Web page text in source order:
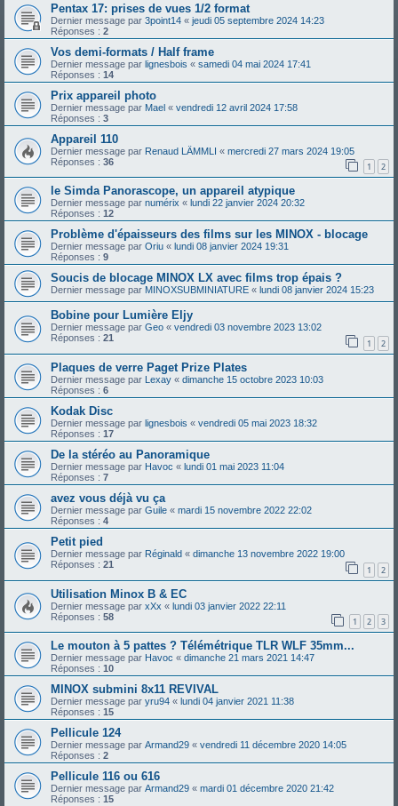
Pentax 17: prises de vues 1/2 format
Dernier message par 3point14 « jeudi 05 septembre 2024 14:23
Réponses : 2
Vos demi-formats / Half frame
Dernier message par lignesbois « samedi 04 mai 2024 17:41
Réponses : 14
Prix appareil photo
Dernier message par Mael « vendredi 12 avril 2024 17:58
Réponses : 3
Appareil 110
Dernier message par Renaud LÄMMLI « mercredi 27 mars 2024 19:05
Réponses : 36 1 2
le Simda Panorascope, un appareil atypique
Dernier message par numérix « lundi 22 janvier 2024 20:32
Réponses : 12
Problème d'épaisseurs des films sur les MINOX - blocage
Dernier message par Oriu « lundi 08 janvier 2024 19:31
Réponses : 9
Soucis de blocage MINOX LX avec films trop épais ?
Dernier message par MINOXSUBMINIATURE « lundi 08 janvier 2024 15:23
Bobine pour Lumière Eljy
Dernier message par Geo « vendredi 03 novembre 2023 13:02
Réponses : 21 1 2
Plaques de verre Paget Prize Plates
Dernier message par Lexay « dimanche 15 octobre 2023 10:03
Réponses : 6
Kodak Disc
Dernier message par lignesbois « vendredi 05 mai 2023 18:32
Réponses : 17
De la stéréo au Panoramique
Dernier message par Havoc « lundi 01 mai 2023 11:04
Réponses : 7
avez vous déjà vu ça
Dernier message par Guile « mardi 15 novembre 2022 22:02
Réponses : 4
Petit pied
Dernier message par Réginald « dimanche 13 novembre 2022 19:00
Réponses : 21 1 2
Utilisation Minox B & EC
Dernier message par xXx « lundi 03 janvier 2022 22:11
Réponses : 58 1 2 3
Le mouton à 5 pattes ? Télémétrique TLR WLF 35mm...
Dernier message par Havoc « dimanche 21 mars 2021 14:47
Réponses : 10
MINOX submini 8x11 REVIVAL
Dernier message par yru94 « lundi 04 janvier 2021 11:38
Réponses : 15
Pellicule 124
Dernier message par Armand29 « vendredi 11 décembre 2020 14:05
Réponses : 2
Pellicule 116 ou 616
Dernier message par Armand29 « mardi 01 décembre 2020 21:42
Réponses : 15